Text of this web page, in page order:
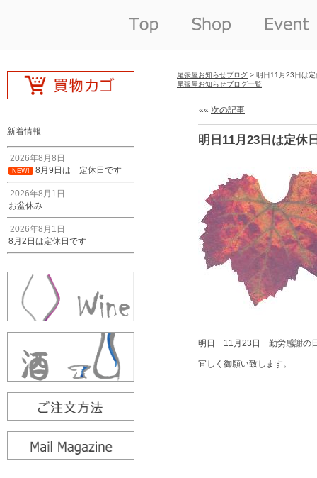
新着情報
2026年8月8日
NEW! 8月9日は 定休日です
2026年8月1日
お盆休み
2026年8月1日
8月2日は定休日です
尾張屋お知らせブログ > 明日11月23日は定
尾張屋お知らせブログ一覧
«« 次の記事
明日11月23日は定休
明日 11月23日 勤労感謝の
宜しく御願い致します。